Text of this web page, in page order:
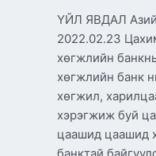
ҮЙЛ ЯВДАЛ
2022.02.23
хөгжлийн
хөгжлийн банк
хөгжил,
хэрэгжиж буй
цаашид цаашид
банктай
аюулгүй
байдлын
чиглэлээр
хамтарч
ажиллана